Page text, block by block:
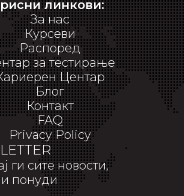
линкови:
За нас
Курсеви
Распоред
за тестирање
Центар
Блог
Контакт
FAQ
Privacy Policy
ги сите новости,
и понуди